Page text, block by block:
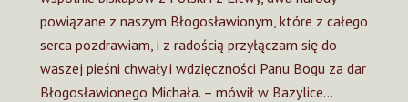
powiązane z naszym Błogosławionym, które z całego
serca pozdrawiam, i z radością przyłączam się do
waszej pieśni chwały i wdzięczności Panu Bogu za dar
Błogosławionego Michała. – mówił w Bazylice…